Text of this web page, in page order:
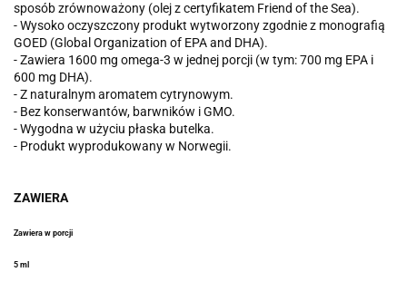
sposób zrównoważony (olej z certyfikatem Friend of the Sea).
- Wysoko oczyszczony produkt wytworzony zgodnie z monografią
GOED (Global Organization of EPA and DHA).
- Zawiera 1600 mg omega-3 w jednej porcji (w tym: 700 mg EPA i
600 mg DHA).
- Z naturalnym aromatem cytrynowym.
- Bez konserwantów, barwników i GMO.
- Wygodna w użyciu płaska butelka.
- Produkt wyprodukowany w Norwegii.
ZAWIERA
Zawiera w porcji
5 ml